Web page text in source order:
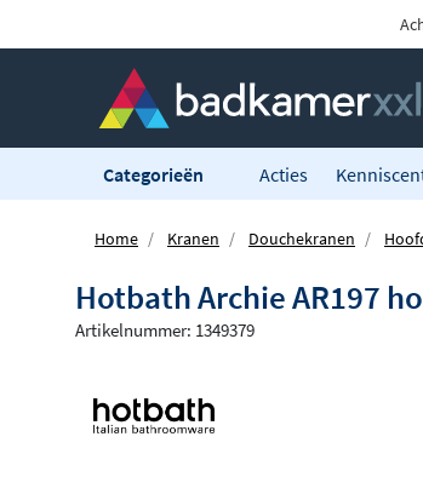
Categorieën Acties
Home Kranen Douchekranen
Hotbath Archie AR197
Artikelnummer: 1349379